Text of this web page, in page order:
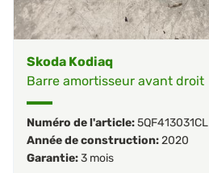
Skoda Kodiaq
Barre amortisseur avant droit
Numéro de l'article:5QF413031CL
Année de construction:2020
Garantie:3 mois